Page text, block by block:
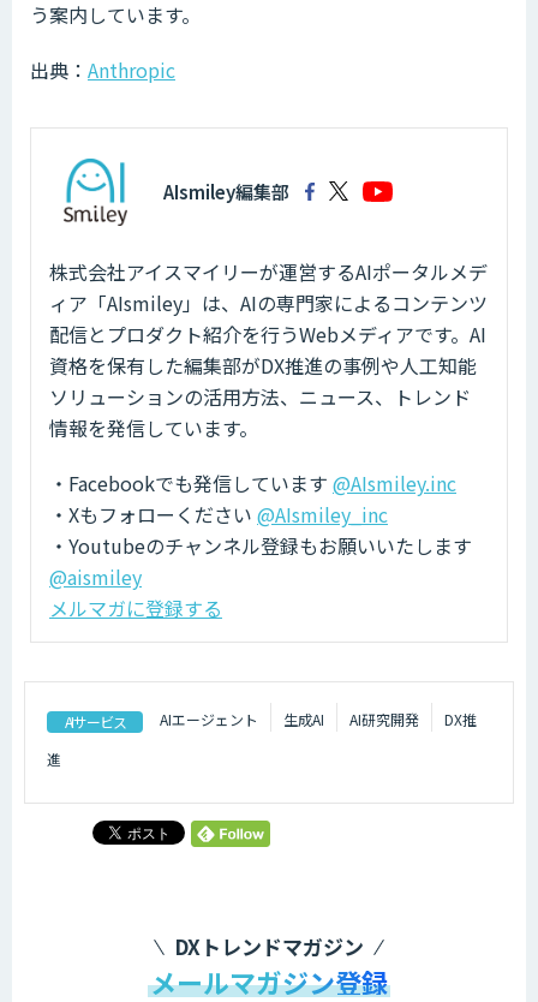
う案内しています。
出典： Anthropic
AIsmiley編集部
株式会社アイスマイリーが運営するAIポータルメデ
ィア「AIsmiley」は、AIの専門家によるコンテンツ
配信とプロダクト紹介を行うWebメディアです。AI
資格を保有した編集部がDX推進の事例や人工知能
ソリューションの活用方法、ニュース、トレンド
情報を発信しています。
・Facebookでも発信しています @AIsmiley.inc
・Xもフォローください @AIsmiley_inc
・Youtubeのチャンネル登録もお願いいたします
@aismiley
メルマガに登録する
AIサービス AIエージェント 生成AI AI研究開発
DX推
進
DXトレンドマガジン
メールマガジン登録